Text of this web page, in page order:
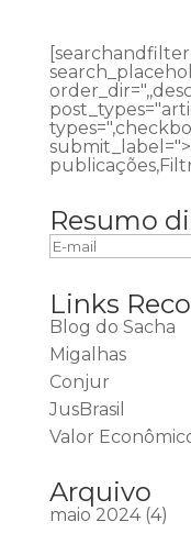
Resumo
Links
Blog do Sacha
Migalhas
Conjur
JusBrasil
Valor
Arquivo
maio 2024(4)